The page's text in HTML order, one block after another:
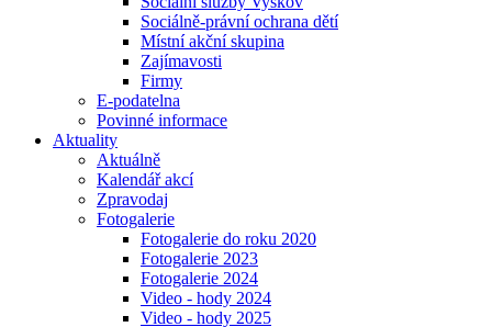
Sociálně-právní ochrana dětí
Místní akční skupina
Zajímavosti
Firmy
E-podatelna
Povinné informace
Aktuality
Aktuálně
Kalendář akcí
Zpravodaj
Fotogalerie
Fotogalerie do roku 2020
Fotogalerie 2023
Fotogalerie 2024
Video - hody 2024
Video - hody 2025